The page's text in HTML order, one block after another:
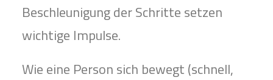
Beschleunigung der Schritte setzen
wichtige Impulse.
Wie eine Person sich bewegt (schnell,